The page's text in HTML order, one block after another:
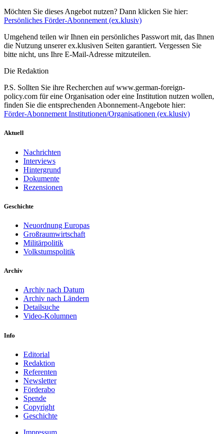
Möchten Sie dieses Angebot nutzen? Dann klicken Sie hier:
Persönliches Förder-Abonnement (ex.klusiv)
Umgehend teilen wir Ihnen ein persönliches Passwort mit, das Ihnen
die Nutzung unserer ex.klusiven Seiten garantiert. Vergessen Sie
bitte nicht, uns Ihre E-Mail-Adresse mitzuteilen.
Die Redaktion
P.S. Sollten Sie ihre Recherchen auf www.german-foreign-
policy.com für eine Organisation oder eine Institution nutzen wollen,
finden Sie die entsprechenden Abonnement-Angebote hier:
Förder-Abonnement Institutionen/Organisationen (ex.klusiv)
Aktuell
Nachrichten
Interviews
Hintergrund
Dokumente
Rezensionen
Geschichte
Neuordnung Europas
Großraumwirtschaft
Militärpolitik
Volkstumspolitik
Archiv
Archiv nach Datum
Archiv nach Ländern
Detailsuche
Video-Kolumnen
Info
Editorial
Redaktion
Referenten
Newsletter
Förderabo
Spende
Copyright
Geschichte
Impressum